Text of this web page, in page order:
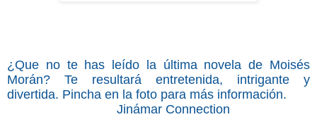
¿Que no te has leído la última novela de Moisés
Morán? Te resultará entretenida, intrigante y
divertida. Pincha en la foto para más información.
Jinámar Connection